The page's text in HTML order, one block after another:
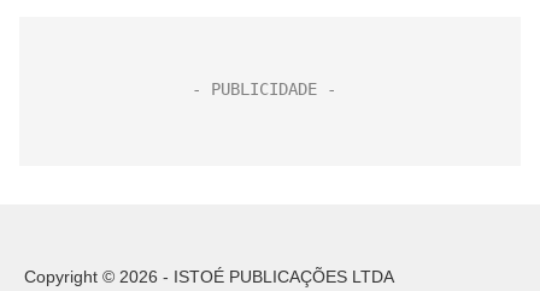
Copyright © 2026 - ISTOÉ PUBLICAÇÕES LTDA